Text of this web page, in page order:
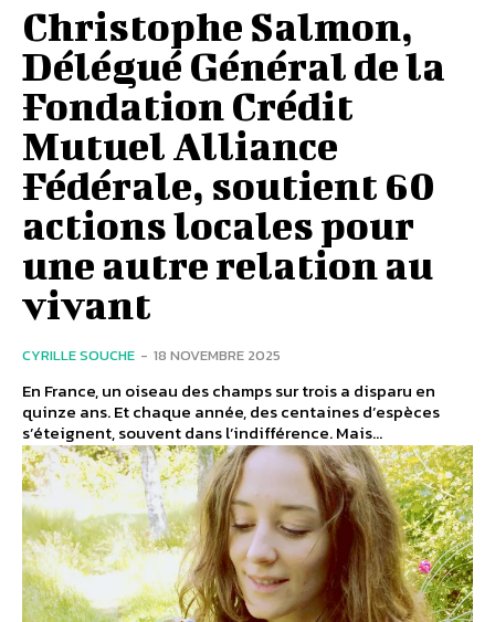
Christophe Salmon,
Délégué Général de la
Fondation Crédit
Mutuel Alliance
Fédérale, soutient 60
actions locales pour
une autre relation au
vivant
CYRILLE SOUCHE - 18 NOVEMBRE 2025
En France, un oiseau des champs sur trois a disparu en
quinze ans. Et chaque année, des centaines d’espèces
s’éteignent, souvent dans l’indifférence. Mais...